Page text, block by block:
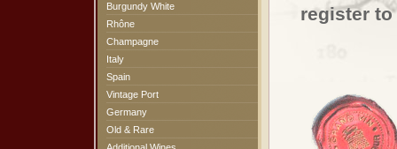
Burgundy White
Rhône
Champagne
Italy
Spain
Vintage Port
Germany
Old & Rare
register